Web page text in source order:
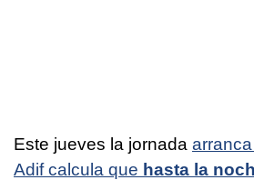
Este jueves la jornada
Adif calcula que hasta la